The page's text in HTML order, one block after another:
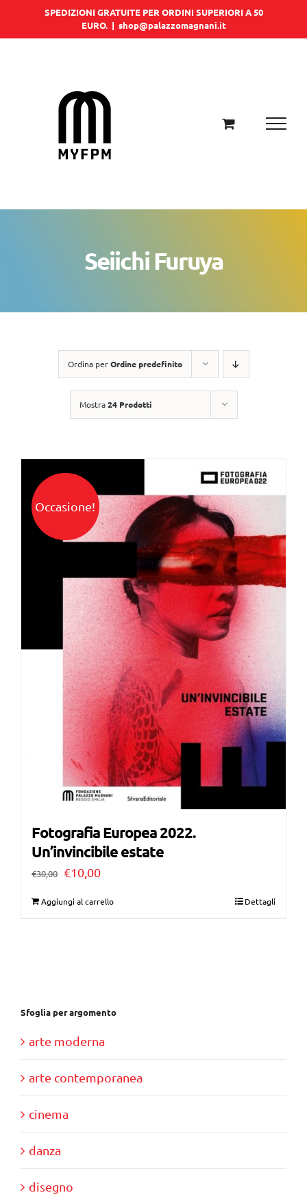
SPEDIZIONI GRATUITE PER ORDINI SUPERIORI A 50
EURO. | shop@palazzomagnani.it
Seiichi Furuya
Ordina perOrdine predefinito
Mostra24 Prodotti
Occasione!
Fotografia Europea 2022.
Un’invincibile estate
€30,00 Il
€10,00Il
Aggiungi al carrello Dettagli
Sfoglia per argomento
arte moderna
arte contemporanea
cinema
danza
disegno